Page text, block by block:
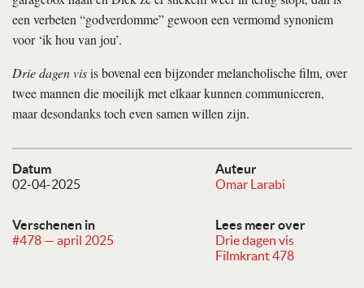
Datum
02-04-2025
Auteur
Omar Larabi
Verschenen in
#478 — april 2025
Lees meer over
Drie dagen vis
Filmkrant 478
een verbeten “godverdomme” gewoon een vermomd synoniem
voor ‘ik hou van jou’.
Drie dagen visis bovenal een bijzonder melancholische film, over
twee mannen die moeilijk met elkaar kunnen communiceren,
maar desondanks toch even samen willen zijn.